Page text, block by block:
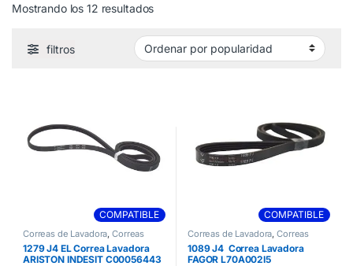
Mostrando los 12 resultadosOrdenado por popularidad
filtros
COMPATIBLE
Correas de Lavadora,Correas
Lavadora J4
1279 J4 EL Correa Lavadora
ARISTON INDESIT C00056443
COMPATIBLE
Correas de Lavadora,Correas
Lavadora J4
1089 J4 Correa Lavadora
FAGOR L70A002I5